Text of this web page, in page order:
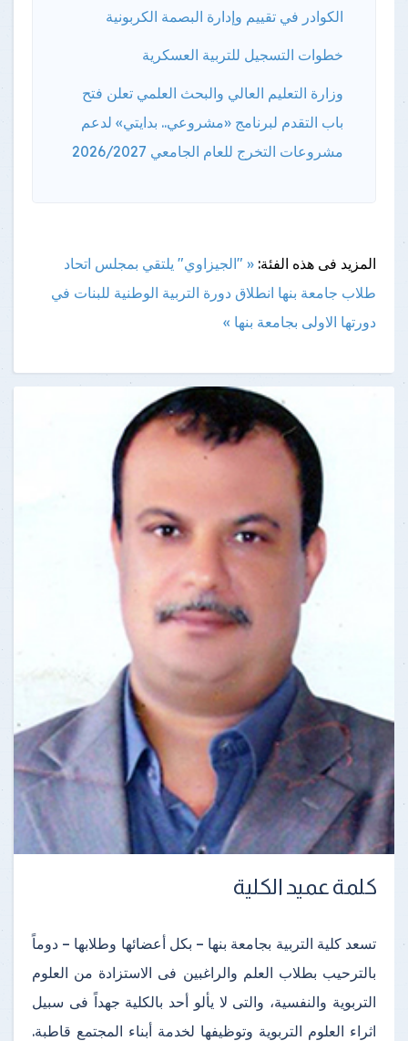
الكوادر في تقييم وإدارة البصمة الكربونية
خطوات التسجيل للتربية العسكرية
وزارة التعليم العالي والبحث العلمي تعلن فتح
باب التقدم لبرنامج «مشروعي.. بدايتي» لدعم
مشروعات التخرج للعام الجامعي 2026/2027
المزيد فى هذه الفئة: « "الجيزاوي" يلتقي بمجلس اتحاد
طلاب جامعة بنها انطلاق دورة التربية الوطنية للبنات في
دورتها الاولى بجامعة بنها »
كلمة عميد الكلية
تسعد كلية التربية بجامعة بنها – بكل أعضائها وطلابها – دوماً
بالترحيب بطلاب العلم والراغبين فى الاستزادة من العلوم
التربوية والنفسية، والتى لا يألو أحد بالكلية جهداً فى سبيل
اثراء العلوم التربوية وتوظيفها لخدمة أبناء المجتمع قاطبة.